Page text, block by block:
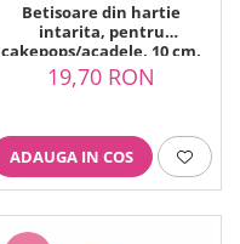
Betisoare din hartie
intarita, pentru
cakepops/acadele, 10 cm,
set 100buc
19,70 RON
ADAUGA IN COS